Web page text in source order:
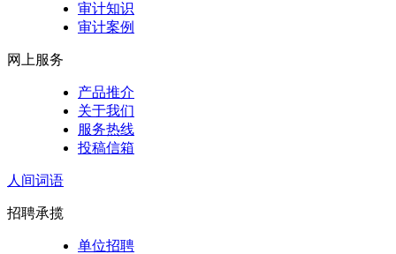
审计知识
审计案例
网上服务
产品推介
关于我们
服务热线
投稿信箱
人间词语
招聘承揽
单位招聘